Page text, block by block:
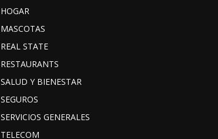
HOGAR
MASCOTAS
REAL STATE
RESTAURANTS
SALUD Y BIENESTAR
SEGUROS
SERVICIOS GENERALES
TELECOM